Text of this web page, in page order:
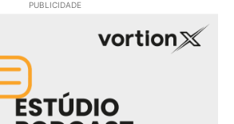
PUBLICIDADE